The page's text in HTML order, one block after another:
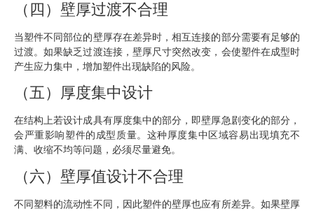
（四）壁厚过渡不合理
当塑件不同部位的壁厚存在差异时，相互连接的部分需要有足够的
过渡。如果缺乏过渡连接，壁厚尺寸突然改变，会使塑件在成型时
产生应力集中，增加塑件出现缺陷的风险。
（五）厚度集中设计
在结构上若设计成具有厚度集中的部分，即壁厚急剧变化的部分，
会严重影响塑件的成型质量。这种厚度集中区域容易出现填充不
满、收缩不均等问题，必须尽量避免。
（六）壁厚值设计不合理
不同塑料的流动性不同，因此塑件的壁厚也应有所差异。如果壁厚